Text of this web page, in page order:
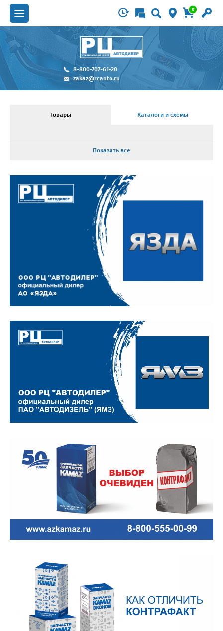
0
8-800-707-61-20
zakaz@rcauto.ru
Товары Каталоги и схемы
Показать все